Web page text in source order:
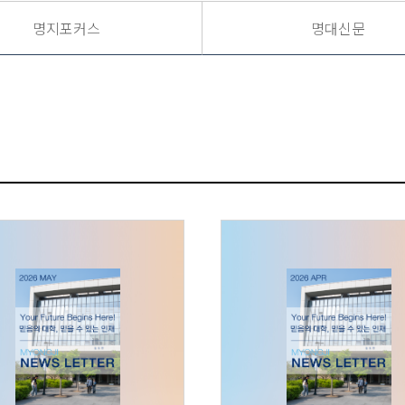
명지포커스 명대신문